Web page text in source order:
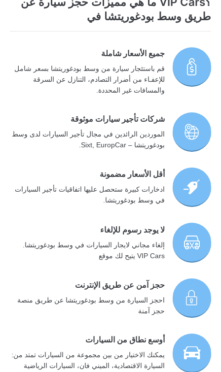
طريق وسط بودغوريتشا في
جميع الأسعار شاملة
قم باستئجار سيارة من وسط بودغوريتشا بسعر شامل
للإعفـاء من أضرار التصادم، التنازل عن السرقة
والمسافات غير المحددة.
شركات تأجير سيارات موثوقة
الموردين الرائدين في مجال تأجير السيارات لدى وسط
بودغوريتشا – Sixt, EuropCar.
أقل الأسعار مضمونة
ادخارات كبيرة ستحصل عليها اتفاقيات تأجير السيارات
في وسط بودغوريتشا.
لا يوجد رسوم للإلغاء
إلغاء مجاني لايجار السيارات في وسط بودغوريتشا.
VIP Cars يتيح لك موقع
حجز آمن عن طريق الإنترنت
احجز السيارة من وسط بودغوريتشا عن طريق منصة
حجز آمنة
أوسع نطاق من السيارات
يمكنك الاختيار من بين مجموعة من السيارات تمتد من:
السيارة الاقتصادية، الميني فان، السيارات الرياضية